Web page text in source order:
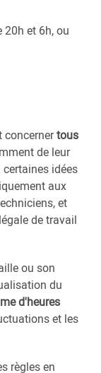
20h et 6h, ou
concernertous
de leur
idées
aux
et
de travail
ou son
du
d'heures
et les
règles en